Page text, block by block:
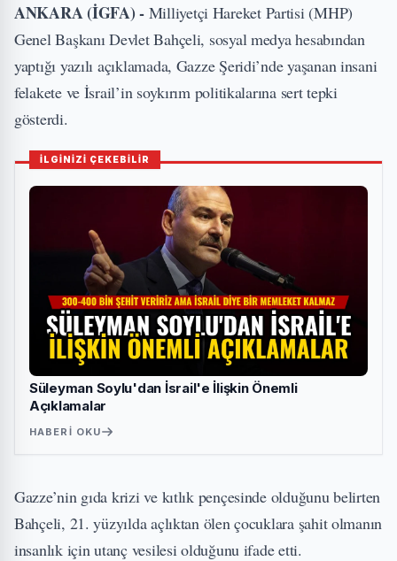
ANKARA (İGFA) - Milliyetçi Hareket Partisi (MHP)
Genel Başkanı Devlet Bahçeli, sosyal medya hesabından
yaptığı yazılı açıklamada, Gazze Şeridi’nde yaşanan insani
felakete ve İsrail’in soykırım politikalarına sert tepki
gösterdi.
İLGİNİZİ ÇEKEBİLİR
Süleyman Soylu'dan İsrail'e İlişkin Önemli
Açıklamalar
HABERI OKU
Gazze’nin gıda krizi ve kıtlık pençesinde olduğunu belirten
Bahçeli, 21. yüzyılda açlıktan ölen çocuklara şahit olmanın
insanlık için utanç vesilesi olduğunu ifade etti.